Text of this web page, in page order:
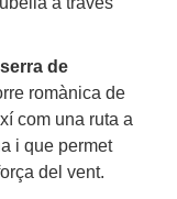
serra de
romànica de
com una ruta a
i que permet
del vent.